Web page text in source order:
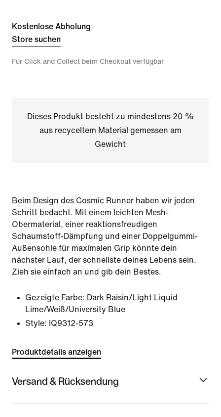
Kostenlose Abholung
Store suchen
Für Click and Collect beim Checkout verfügbar
Dieses Produkt besteht zu mindestens 20 %
aus recyceltem Material gemessen am
Gewicht
Beim Design des Cosmic Runner haben wir jeden
Schritt bedacht. Mit einem leichten Mesh-
Obermaterial, einer reaktionsfreudigen
Schaumstoff-Dämpfung und einer Doppelgummi-
Außensohle für maximalen Grip könnte dein
nächster Lauf, der schnellste deines Lebens sein.
Zieh sie einfach an und gib dein Bestes.
Gezeigte Farbe: Dark Raisin/Light Liquid
Lime/Weiß/University Blue
Style: IQ9312-573
Produktdetails anzeigen
Versand & Rücksendung